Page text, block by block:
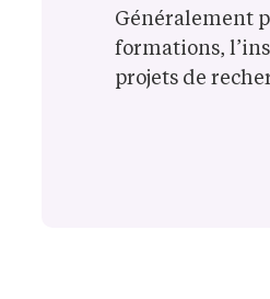
Généralement
formations,
projets de